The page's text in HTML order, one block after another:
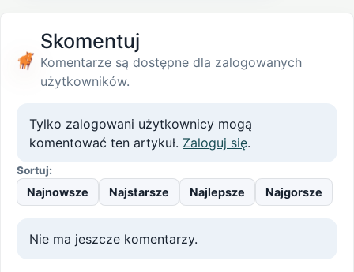
Skomentuj
Komentarze są dostępne dla zalogowanych
użytkowników.
Tylko zalogowani użytkownicy mogą
komentować ten artykuł. Zaloguj się.
Sortuj:
Najnowsze Najstarsze Najlepsze Najgorsze
Nie ma jeszcze komentarzy.